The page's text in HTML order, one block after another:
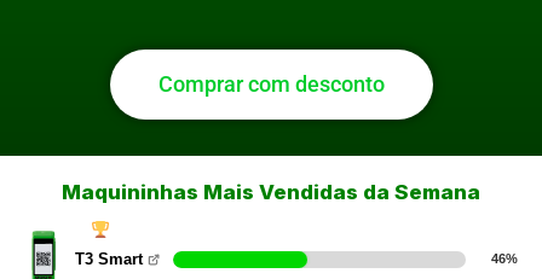
Comprar com desconto
Maquininhas Mais Vendidas da Semana
T3 Smart 46%